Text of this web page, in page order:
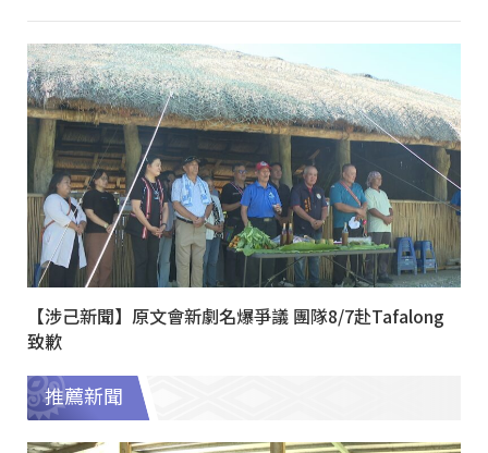
【涉己新聞】原文會新劇名爆爭議 團隊8/7赴Tafalong
致歉
推薦新聞